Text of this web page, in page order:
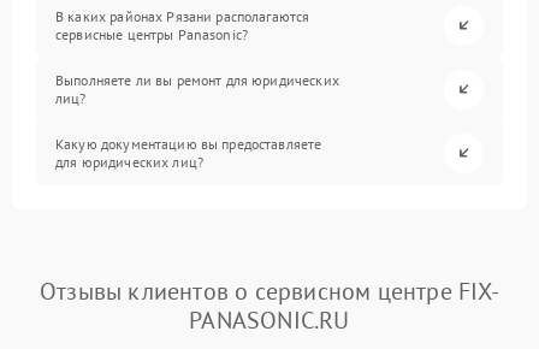
В каких районах Рязани располагаются
сервисные центры Panasonic?
Выполняете ли вы ремонт для юридических
лиц?
Какую документацию вы предоставляете
для юридических лиц?
Отзывы клиентов о сервисном центре FIX-
PANASONIC.RU